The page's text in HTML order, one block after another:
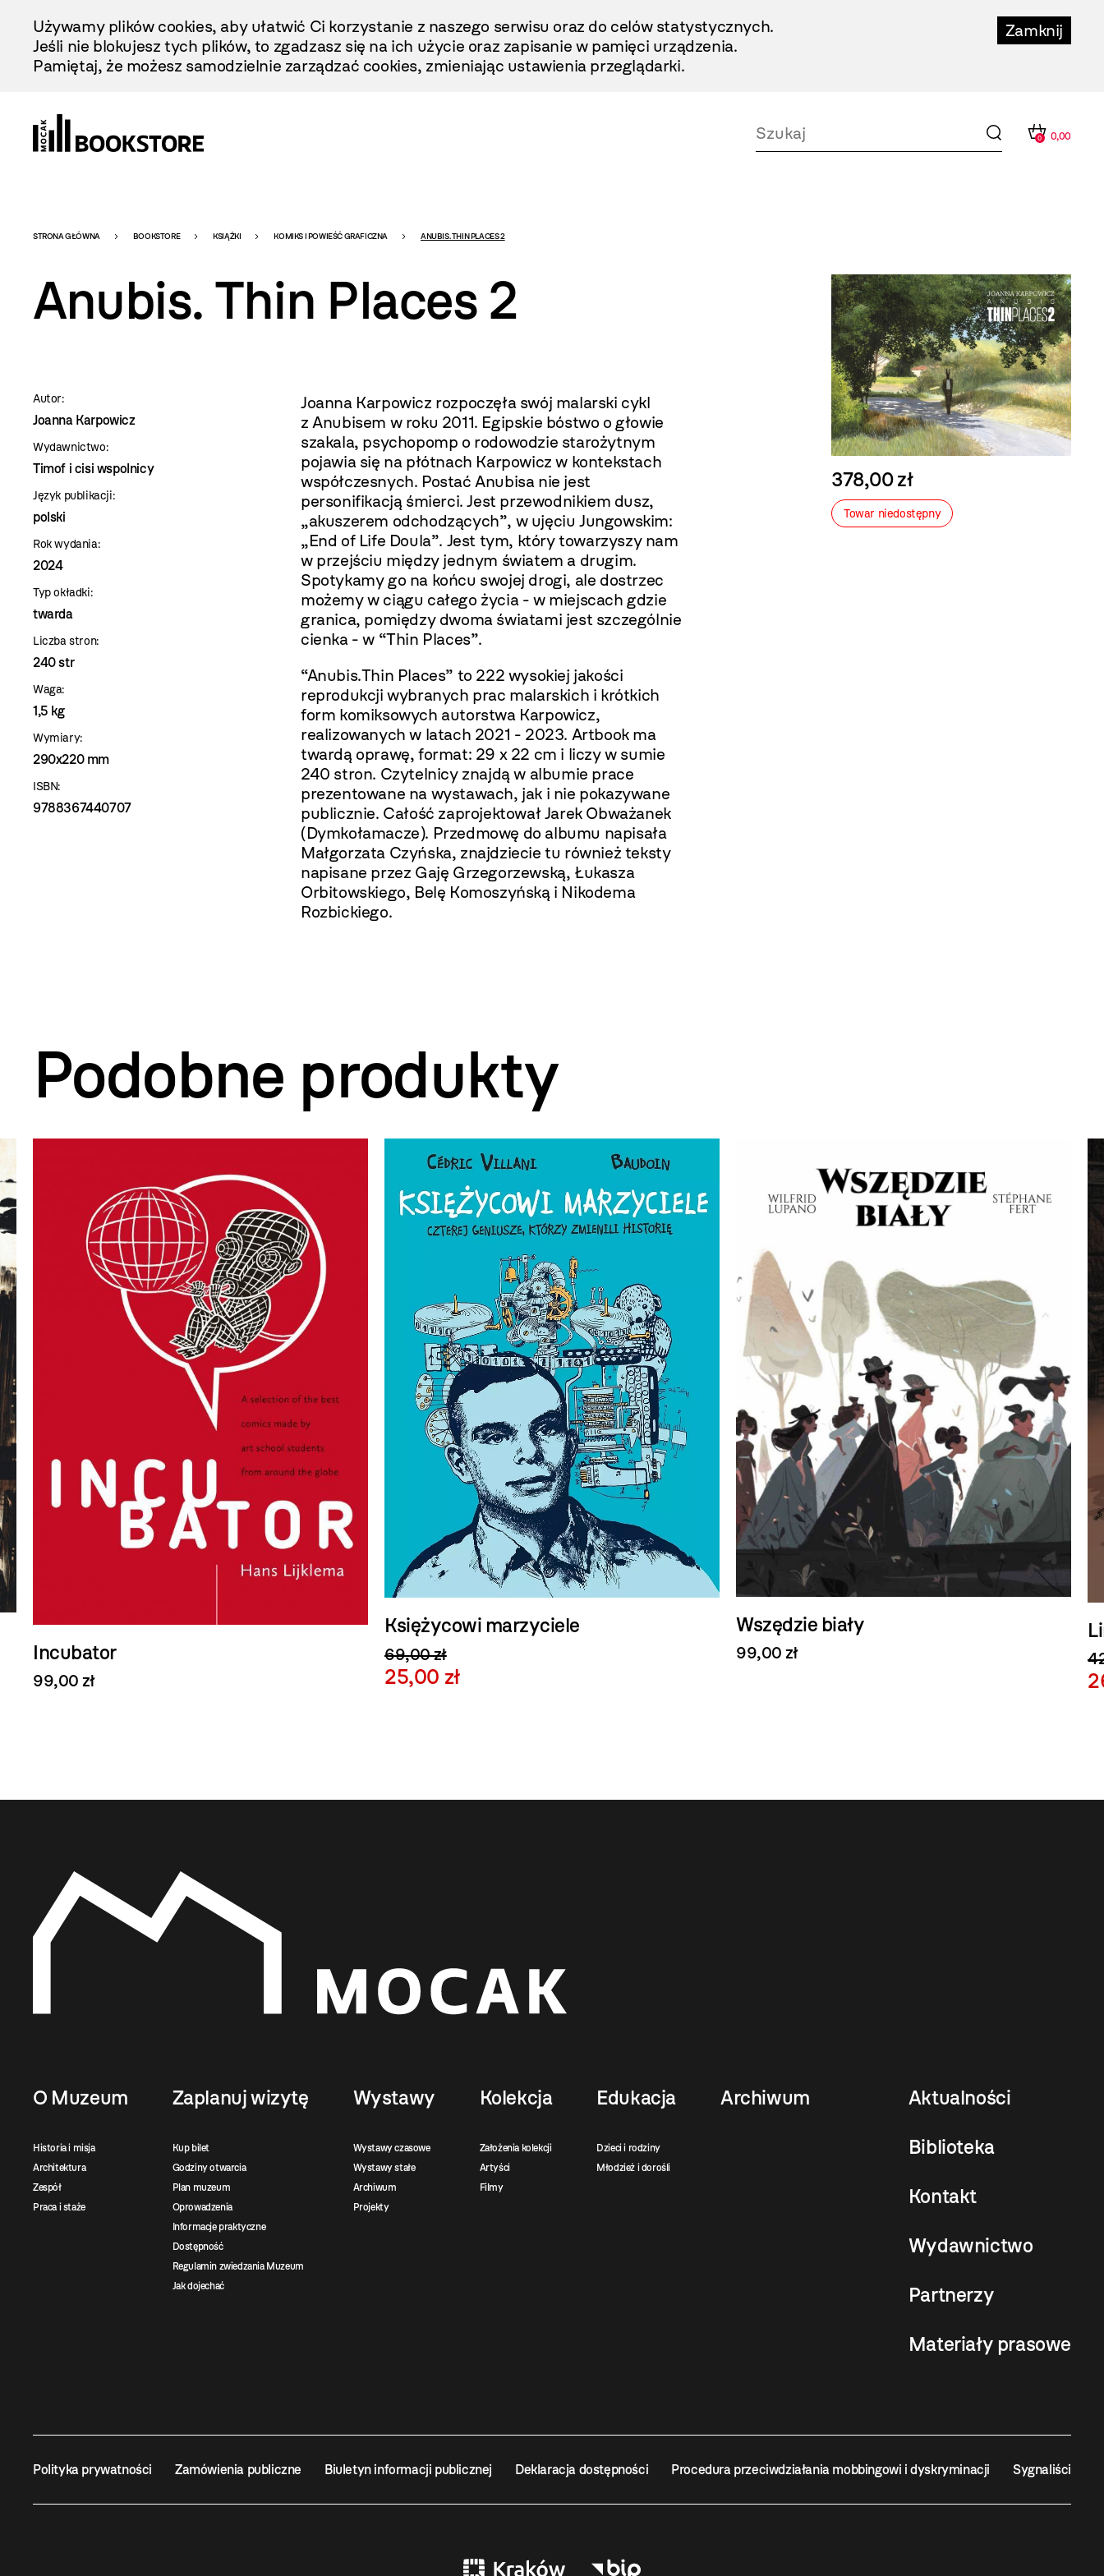
Treści
Zamknij
Używamy plików cookies, aby ułatwić Ci korzystanie z naszego serwisu oraz do celów statystycznych.
Jeśli nie blokujesz tych plików, to zgadzasz się na ich użycie oraz zapisanie w pamięci urządzenia.
Pamiętaj, że możesz samodzielnie zarządzać cookies, zmieniając ustawienia przeglądarki.
0 0,00
Bookstore
-
szablon
szczegóły
STRONA GŁÓWNA BOOKSTORE KSIĄŻKI KOMIKS I POWIEŚĆ GRAFICZNA ANUBIS. THIN PLACES 2
Anubis. Thin Places 2
Autor:
Joanna Karpowicz
Wydawnictwo:
Timof i cisi wspolnicy
Język publikacji:
polski
Rok wydania:
2024
Typ okładki:
twarda
Liczba stron:
240 str
Waga:
1,5 kg
Wymiary:
290x220 mm
ISBN:
9788367440707
Joanna Karpowicz rozpoczęła swój malarski cykl
z Anubisem w roku 2011. Egipskie bóstwo o głowie
szakala, psychopomp o rodowodzie starożytnym
pojawia się na płótnach Karpowicz w kontekstach
współczesnych. Postać Anubisa nie jest
personifikacją śmierci. Jest przewodnikiem dusz,
„akuszerem odchodzących”, w ujęciu Jungowskim:
„End of Life Doula”. Jest tym, który towarzyszy nam
w przejściu między jednym światem a drugim.
Spotykamy go na końcu swojej drogi, ale dostrzec
możemy w ciągu całego życia - w miejscach gdzie
granica, pomiędzy dwoma światami jest szczególnie
cienka - w “Thin Places”.
“Anubis.Thin Places” to 222 wysokiej jakości
reprodukcji wybranych prac malarskich i krótkich
form komiksowych autorstwa Karpowicz,
realizowanych w latach 2021 - 2023. Artbook ma
twardą oprawę, format: 29 x 22 cm i liczy w sumie
240 stron. Czytelnicy znajdą w albumie prace
prezentowane na wystawach, jak i nie pokazywane
publicznie. Całość zaprojektował Jarek Obważanek
(Dymkołamacze). Przedmowę do albumu napisała
Małgorzata Czyńska, znajdziecie tu również teksty
napisane przez Gaję Grzegorzewską, Łukasza
Orbitowskiego, Belę Komoszyńską i Nikodema
Rozbickiego.
378,00 zł
Towar niedostępny
Podobne produkty
Incubator
99,00 zł
Księżycowi marzyciele
69,00 zł
25,00 zł
Wszędzie biały
99,00 zł
O Muzeum
Historia i misja
Architektura
Zespół
Praca i staże
Zaplanuj wizytę
Kup bilet
Godziny otwarcia
Plan muzeum
Oprowadzenia
Informacje praktyczne
Dostępność
Regulamin zwiedzania Muzeum
Jak dojechać
Wystawy
Wystawy czasowe
Wystawy stałe
Archiwum
Projekty
Kolekcja
Założenia kolekcji
Artyści
Filmy
Edukacja
Dzieci i rodziny
Młodzież i dorośli
Archiwum Aktualności
Biblioteka
Kontakt
Wydawnictwo
Partnerzy
Materiały prasowe
Polityka prywatności Zamówienia publiczne Biuletyn informacji publicznej Deklaracja dostępności Procedura przeciwdziałania mobbingowi i dyskryminacji Sygnaliści